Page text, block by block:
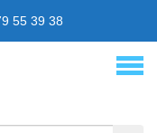
55 39 38